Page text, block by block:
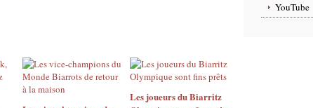
Les joueurs du Biarritz
YouTube